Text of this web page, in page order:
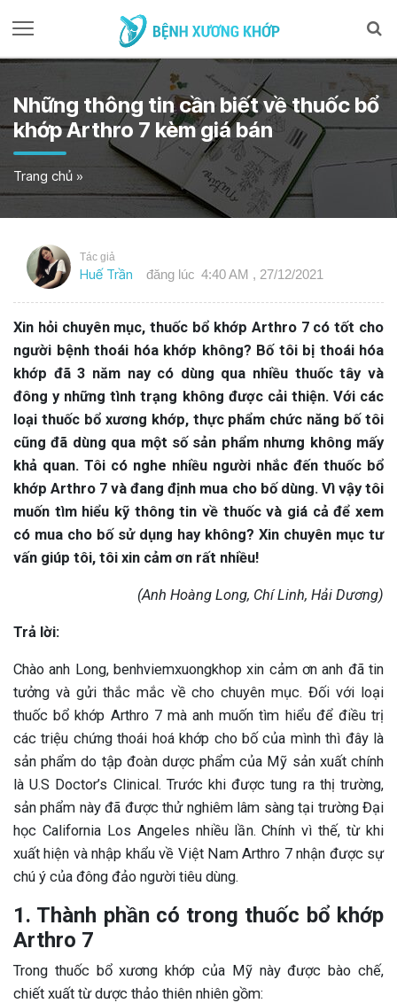
Những thông tin cần biết về thuốc bổ
khớp Arthro 7 kèm giá bán
Trang chủ »
Tác giả
Huế Trần đăng lúc 4:40 AM , 27/12/2021
Xin hỏi chuyên mục, thuốc bổ khớp Arthro 7 có tốt cho
người bệnh thoái hóa khớp không? Bố tôi bị thoái hóa
khớp đã 3 năm nay có dùng qua nhiều thuốc tây và
đông y những tình trạng không được cải thiện. Với các
loại thuốc bổ xương khớp, thực phẩm chức năng bố tôi
cũng đã dùng qua một số sản phẩm nhưng không mấy
khả quan. Tôi có nghe nhiều người nhắc đến thuốc bổ
khớp Arthro 7 và đang định mua cho bố dùng. Vì vậy tôi
muốn tìm hiểu kỹ thông tin về thuốc và giá cả để xem
có mua cho bố sử dụng hay không? Xin chuyên mục tư
vấn giúp tôi, tôi xin cảm ơn rất nhiều!
(Anh Hoàng Long, Chí Linh, Hải Dương)
Trả lời:
Chào anh Long, benhviemxuongkhop xin cảm ơn anh đã tin
tưởng và gửi thắc mắc về cho chuyên mục. Đối với loại
thuốc bổ khớp Arthro 7 mà anh muốn tìm hiểu để điều trị
các triệu chứng thoái hoá khớp cho bố của mình thì đây là
sản phẩm do tập đoàn dược phẩm của Mỹ sản xuất chính
là U.S Doctor’s Clinical. Trước khi được tung ra thị trường,
sản phẩm này đã được thử nghiêm lâm sàng tại trường Đại
học California Los Angeles nhiều lần. Chính vì thế, từ khi
xuất hiện và nhập khẩu về Việt Nam Arthro 7 nhận được sự
chú ý của đông đảo người tiêu dùng.
1. Thành phần có trong thuốc bổ khớp
Arthro 7
Trong thuốc bổ xương khớp của Mỹ này được bào chế,
chiết xuất từ dược thảo thiên nhiên gồm: